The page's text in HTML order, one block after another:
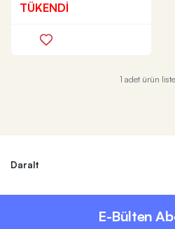
TÜKENDİ
1 adet ürün
Daralt
E-Bülten